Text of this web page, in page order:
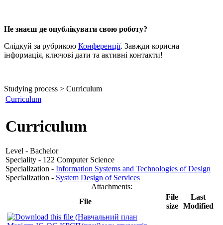
Не знаєш де опублікувати свою роботу?
Слідкуй за рубрикою Конференції. Завжди корисна
інформація, ключові дати та активні контакти!
Studying process > Curriculum
Curriculum
Curriculum
Level - Bachelor
Speciality - 122 Computer Science
Specialization - Information Systems and Technologies of Design
Specialization - System Design of Services
Attachments:
File
File
size
Last
Modified